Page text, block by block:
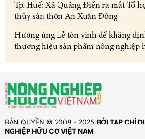
Tp. Huế: Xã Quảng Điền ra mắt Tổ
thủy sản thôn An Xuân Đông
Hưởng ứng Lễ tôn vinh để khẳng
thương hiệu sản phẩm nông nghiệp
BẢN QUYỀN © 2008 - 2025 BỞI TẠP CHÍ
NGHIỆP HỮU CƠ VIỆT NAM